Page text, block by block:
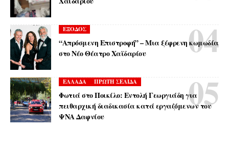
ΕΞΟΔΟΣ
“Απρόσμενη Επιστροφή” – Μια ξέφρενη κωμωδία
στο Νέο Θέατρο Χαϊδαρίου
ΕΛΛΑΔΑ ΠΡΩΤΗ ΣΕΛΙΔΑ
Φωτιά στο Ποικίλο: Εντολή Γεωργιάδη για
πειθαρχική διαδικασία κατά εργαζόμενων του
ΨΝΑ Δαφνίου